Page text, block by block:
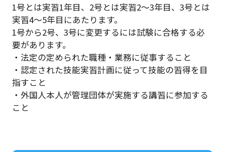
1号とは実習1年目、2号とは実習2〜3年目、3号とは
実習4〜5年目にあたります。
1号から2号、3号に変更するには試験に合格する必
要があります。
・法定の定められた職種・業務に従事すること
・認定された技能実習計画に従って技能の習得を目
指すこと
・外国人本人が管理団体が実施する講習に参加する
こと